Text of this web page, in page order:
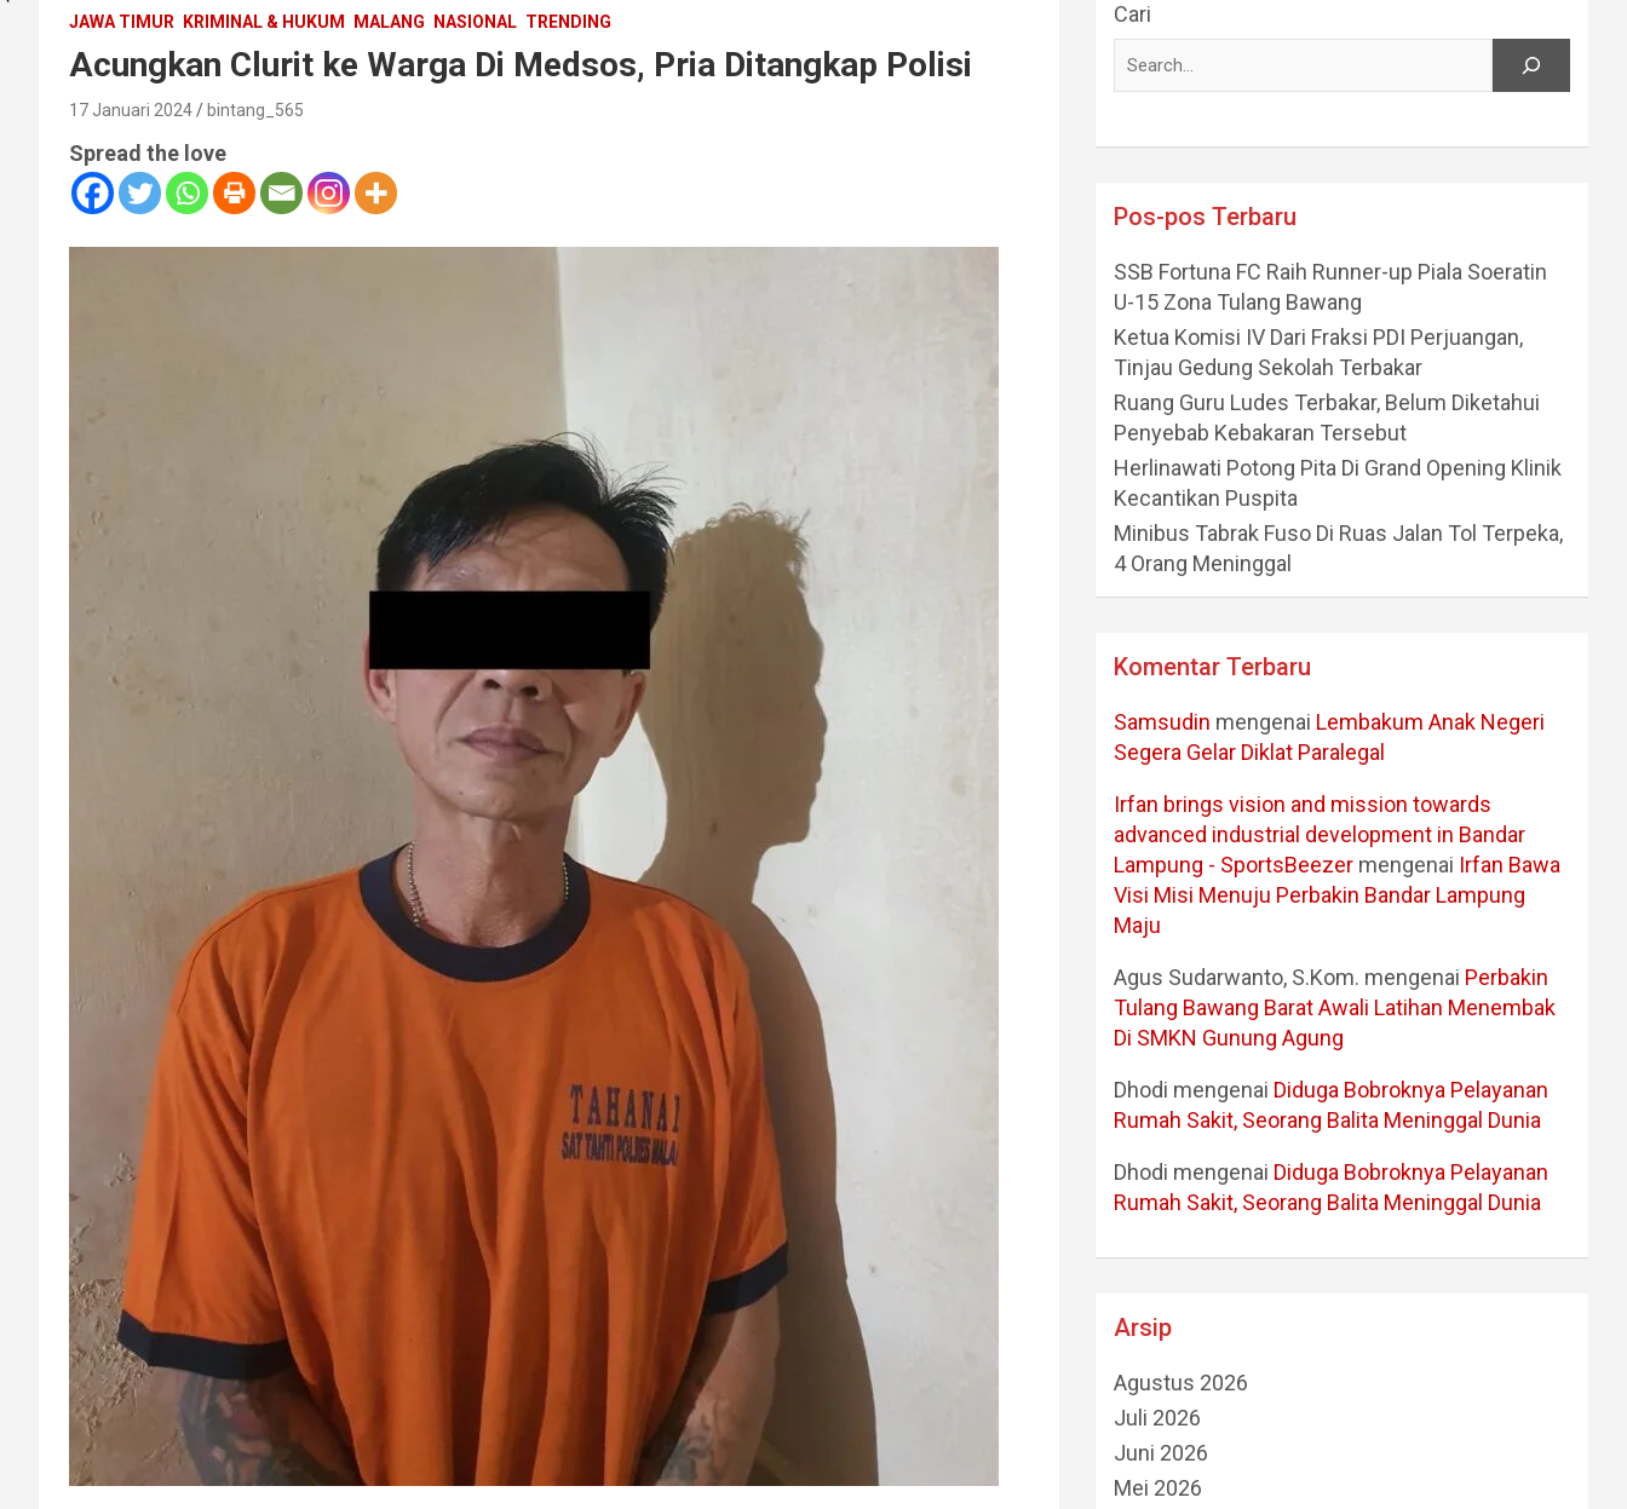
JAWA TIMUR KRIMINAL & HUKUM MALANG NASIONAL TRENDING
Acungkan Clurit ke Warga Di Medsos, Pria Ditangkap Polisi
17 Januari 2024 bintang_565
Spread the love
Cari
Pos-pos Terbaru
SSB Fortuna FC Raih Runner-up Piala Soeratin
U-15 Zona Tulang Bawang
Ketua Komisi IV Dari Fraksi PDI Perjuangan,
Tinjau Gedung Sekolah Terbakar
Ruang Guru Ludes Terbakar, Belum Diketahui
Penyebab Kebakaran Tersebut
Herlinawati Potong Pita Di Grand Opening Klinik
Kecantikan Puspita
Minibus Tabrak Fuso Di Ruas Jalan Tol Terpeka,
4 Orang Meninggal
Komentar Terbaru
Samsudin mengenai Lembakum Anak Negeri
Segera Gelar Diklat Paralegal
Irfan brings vision and mission towards
advanced industrial development in Bandar
Lampung - SportsBeezer mengenai Irfan Bawa
Visi Misi Menuju Perbakin Bandar Lampung
Maju
Agus Sudarwanto, S.Kom. mengenai Perbakin
Tulang Bawang Barat Awali Latihan Menembak
Di SMKN Gunung Agung
Dhodi mengenai Diduga Bobroknya Pelayanan
Rumah Sakit, Seorang Balita Meninggal Dunia
Dhodi mengenai Diduga Bobroknya Pelayanan
Rumah Sakit, Seorang Balita Meninggal Dunia
Arsip
Agustus 2026
Juli 2026
Juni 2026
Mei 2026